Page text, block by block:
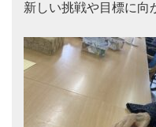
新しい挑戦や目標に向